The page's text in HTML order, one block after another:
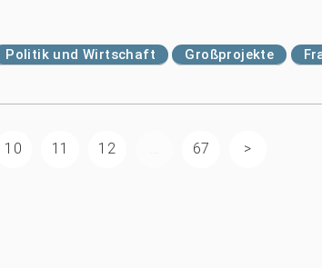
Politik und Wirtschaft Großprojekte
10 11 12 67